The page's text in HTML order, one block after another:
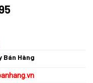
Bán Hàng